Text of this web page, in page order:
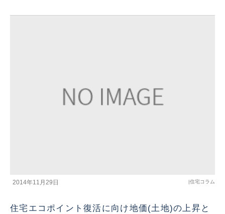
2014年11月29日 住宅コラム
住宅エコポイント復活に向け地価(土地)の上昇と